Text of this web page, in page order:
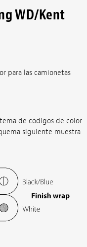
WD/Kent
para las camionetas
de códigos de color
siguiente muestra